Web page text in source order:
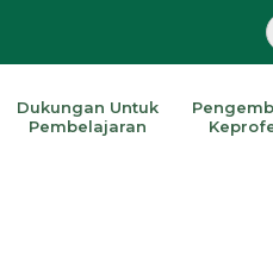
Dukungan Untuk
Pembelajaran